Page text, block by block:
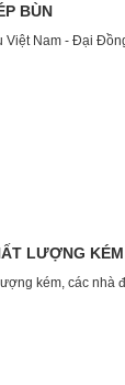
BÙN
Nam - Đại
LƯỢNG KÉM
kém, các nhà